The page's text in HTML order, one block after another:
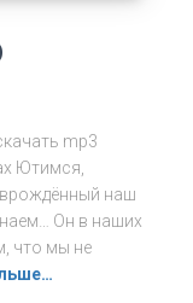
mp3
Ютимся,
врождённый наш
Он в наших
что мы не